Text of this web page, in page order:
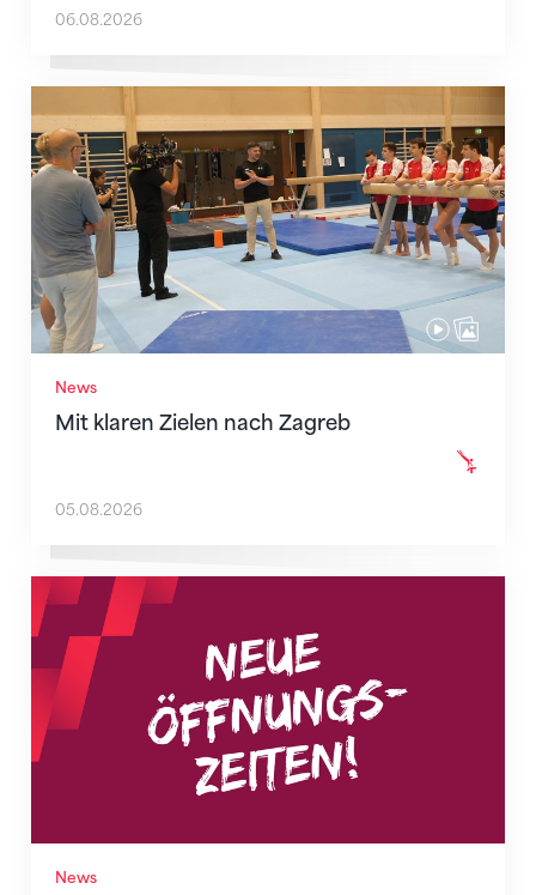
06.08.2026
News
Mit klaren Zielen nach Zagreb
Mit klaren Zielen nach Zagreb
05.08.2026
News
Neue Empfangszeiten ab 1. August 2026